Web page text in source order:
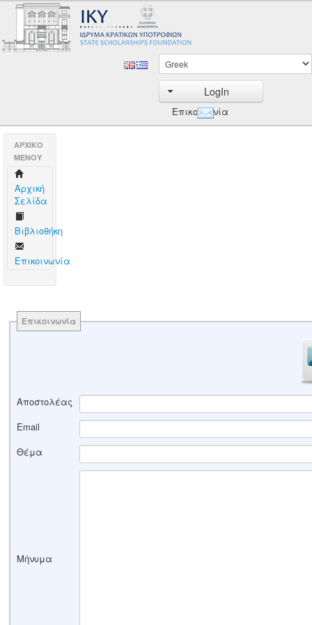
LogIn
Επικοινωνία
AΡΧΙΚΟ
ΜΕΝΟΥ
Aρχική
Σελίδα
Βιβλιοθήκη
Επικοινωνία
Επικοινωνία
Αποστολέας
Email
Θέμα
Μήνυμα